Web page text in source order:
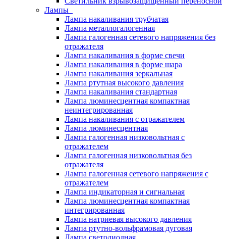
Лампы
Лампа накаливания трубчатая
Лампа металлогалогенная
Лампа галогенная сетевого напряжения без
отражателя
Лампа накаливания в форме свечи
Лампа накаливания в форме шара
Лампа накаливания зеркальная
Лампа ртутная высокого давления
Лампа накаливания стандартная
Лампа люминесцентная компактная
неинтегрированная
Лампа накаливания с отражателем
Лампа люминесцентная
Лампа галогенная низковольтная с
отражателем
Лампа галогенная низковольтная без
отражателя
Лампа галогенная сетевого напряжения с
отражателем
Лампа индикаторная и сигнальная
Лампа люминесцентная компактная
интегрированная
Лампа натриевая высокого давления
Лампа ртутно-вольфрамовая дуговая
Лампа светодиодная